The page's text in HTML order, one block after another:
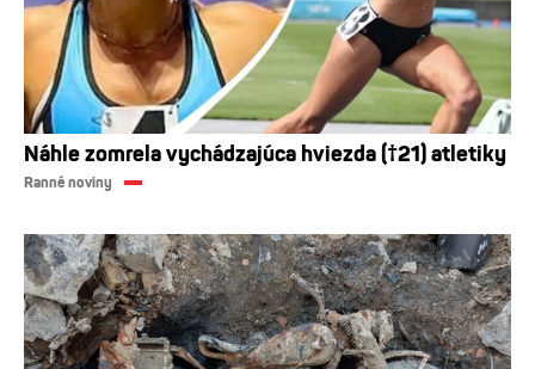
Náhle zomrela vychádzajúca hviezda (†21) atletiky
Ranné noviny